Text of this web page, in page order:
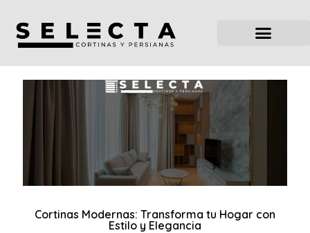
Cortinas Modernas: Transforma tu Hogar con
Estilo y Elegancia